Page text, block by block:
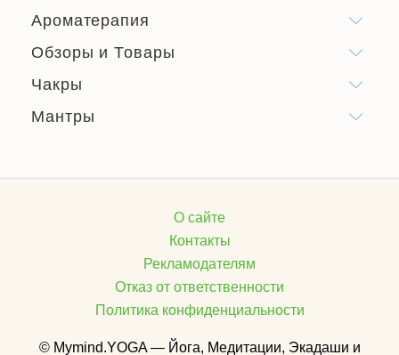
Ароматерапия
Обзоры и Товары
Чакры
Мантры
О сайте
Контакты
Рекламодателям
Отказ от ответственности
Политика конфиденциальности
© Mymind.YOGA — Йога, Медитации, Экадаши и